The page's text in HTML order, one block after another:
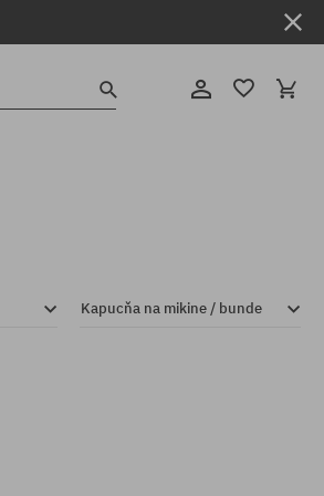
Kapucňa na mikine / bunde